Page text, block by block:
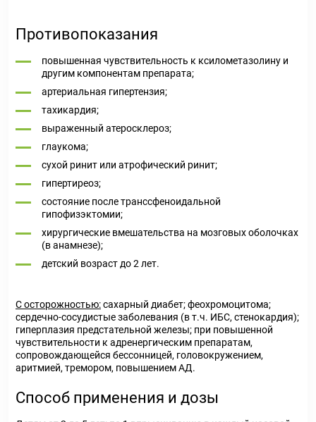
Противопоказания
повышенная чувствительность к ксилометазолину и
другим компонентам препарата;
артериальная гипертензия;
тахикардия;
выраженный атеросклероз;
глаукома;
сухой ринит или атрофический ринит;
гипертиреоз;
состояние после транссфеноидальной
гипофизэктомии;
хирургические вмешательства на мозговых оболочках
(в анамнезе);
детский возраст до 2 лет.
С осторожностью:сахарный диабет; феохромоцитома;
сердечно-сосудистые заболевания (в т.ч. ИБС, стенокардия);
гиперплазия предстательной железы; при повышенной
чувствительности к адренергическим препаратам,
сопровождающейся бессонницей, головокружением,
аритмией, тремором, повышением АД.
Способ применения и дозы